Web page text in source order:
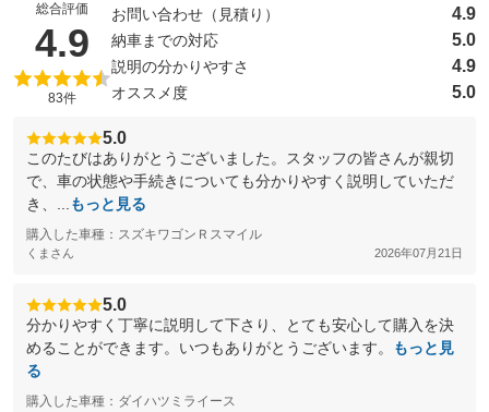
総合評価
4.9 （5点満点中）
83件
お問い合わせ（見積り） 4.9
納車までの対応 5.0
説明の分かりやすさ 4.9
オススメ度 5.0
5.0
このたびはありがとうございました。スタッフの皆さんが親切
で、車の状態や手続きについても分かりやすく説明していただ
き、...
もっと見る
購入した車種：スズキワゴンＲスマイル
くまさん 2026年07月21日
5.0
分かりやすく丁寧に説明して下さり、とても安心して購入を決
めることができます。いつもありがとうございます。
もっと見
る
購入した車種：ダイハツミライース